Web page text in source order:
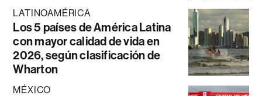
LATINOAMÉRICA
Los 5 países de América Latina
con mayor calidad de vida en
2026, según clasificación de
Wharton
MÉXICO